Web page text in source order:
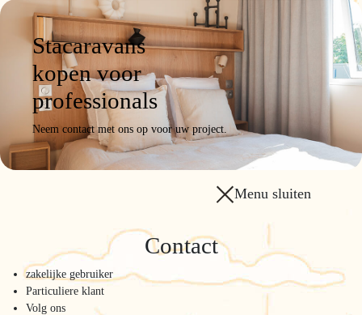
Stacaravans
kopen voor
professionals
Neem contact met ons op voor uw project.
Menu sluiten
Contact
zakelijke gebruiker
Particuliere klant
Volg ons